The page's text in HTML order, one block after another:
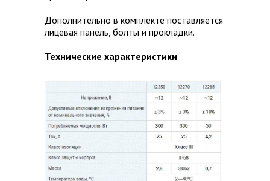
Дополнительно в комплекте поставляется
лицевая панель, ​болты и прокладки.
Технические характеристики